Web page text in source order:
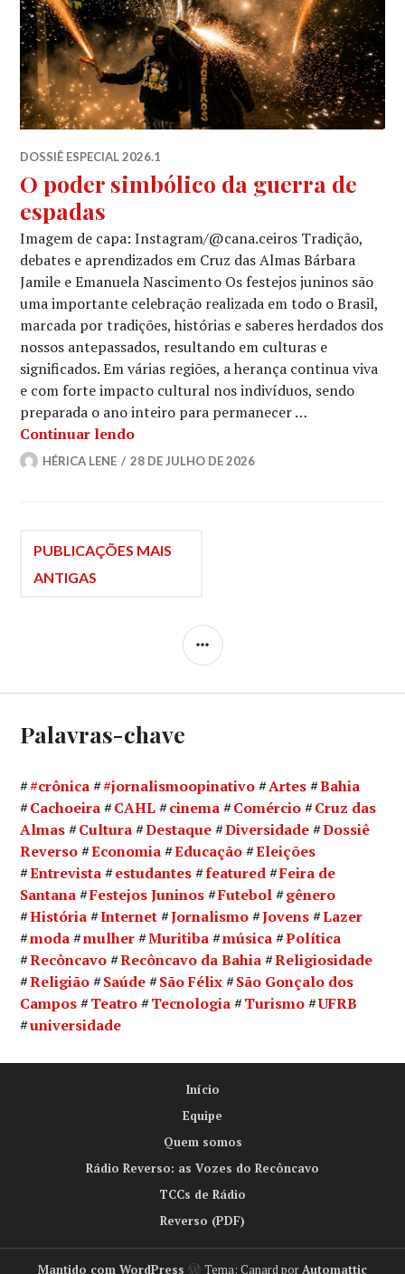
DOSSIÊ ESPECIAL 2026.1
O poder simbólico da guerra de
espadas
Imagem de capa: Instagram/@cana.ceiros Tradição,
debates e aprendizados em Cruz das Almas Bárbara
Jamile e Emanuela Nascimento Os festejos juninos são
uma importante celebração realizada em todo o Brasil,
marcada por tradições, histórias e saberes herdados dos
nossos antepassados, resultando em culturas e
significados. Em várias regiões, a herança continua viva
e com forte impacto cultural nos indivíduos, sendo
preparada o ano inteiro para permanecer …
Continuar lendoO poder simbólico da guerra de
HÉRICA LENE 28 DE JULHO DE 2026
Navegação
PUBLICAÇÕES MAIS
ANTIGAS
LATERAL
Palavras-chave
#crônica #jornalismoopinativo Artes
Bahia
Cachoeira
CAHL cinema Comércio
Cruz das
Almas
Cultura Destaque Diversidade
Dossiê
Reverso
Economia Educação
Eleições
Entrevista
estudantes featured
Feira de
Santana
Festejos Juninos Futebol
gênero
História
Internet Jornalismo Jovens
Lazer
moda
mulher Muritiba música
Política
Recôncavo
Recôncavo da Bahia
Religiosidade
Religião
Saúde São Félix
São Gonçalo dos
Campos
Teatro Tecnologia Turismo
UFRB
universidade
Início
Equipe
Quem somos
Rádio Reverso: as Vozes do Recôncavo
TCCs de Rádio
Reverso (PDF)
Mantido com WordPress Tema: Canard por Automattic